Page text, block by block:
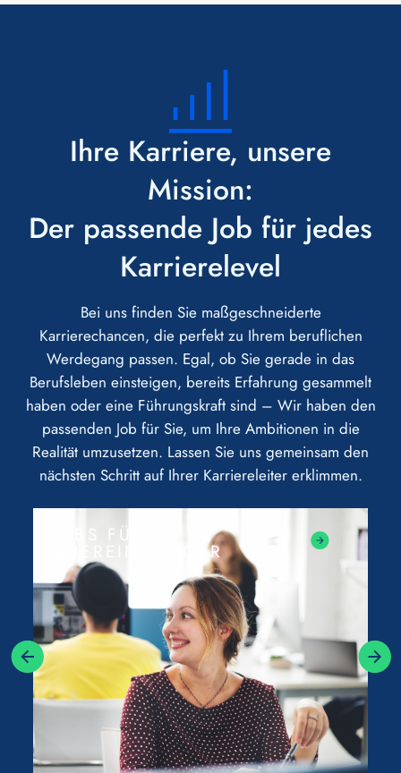
Ihre Karriere, unsere
Mission:
Der passende Job für jedes
Karrierelevel
Bei uns finden Sie maßgeschneiderte
Karrierechancen, die perfekt zu Ihrem beruflichen
Werdegang passen. Egal, ob Sie gerade in das
Berufsleben einsteigen, bereits Erfahrung gesammelt
haben oder eine Führungskraft sind – Wir haben den
passenden Job für Sie, um Ihre Ambitionen in die
Realität umzusetzen. Lassen Sie uns gemeinsam den
nächsten Schritt auf Ihrer Karriereleiter erklimmen.
JOBS FÜR
QUEREINSTEIGER